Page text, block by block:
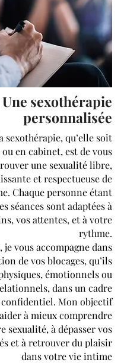
Une sexothérapie
personnalisée
sexothérapie, qu’elle soit
en cabinet, est de vous
une sexualité libre,
et respectueuse de
Chaque personne étant
séances sont adaptées à
vos attentes, et à votre
rythme.
je vous accompagne dans
de vos blocages, qu’ils
émotionnels ou
dans un cadre
Mon objectif
à mieux comprendre
sexualité, à dépasser vos
et à retrouver du plaisir
dans votre vie intime